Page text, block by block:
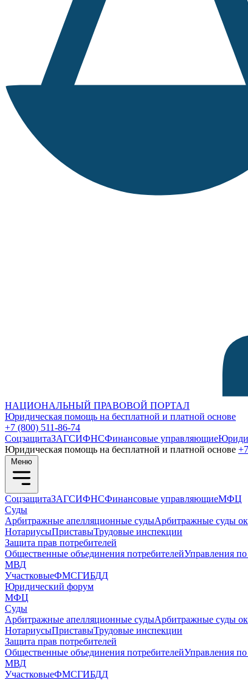
НАЦИОНАЛЬНЫЙ ПРАВОВОЙ ПОРТАЛ
Юридическая помощь на бесплатной и платной основе
+7 (800) 511-86-74
СоцзащитаЗАГСИФНСФинансовые управляющие
Юридическая помощь на бесплатной и платной основе
Меню
СоцзащитаЗАГСИФНСФинансовые управляющиеМФЦ
Суды
Арбитражные апелляционные судыАрбитражные суды
НотариусыПриставыТрудовые инспекции
Защита прав потребителей
Общественные объединения потребителейУправления по
МВД
УчастковыеФМСГИБДД
Юридический форум
МФЦ
Суды
Арбитражные апелляционные судыАрбитражные суды
НотариусыПриставыТрудовые инспекции
Защита прав потребителей
Общественные объединения потребителейУправления по
МВД
УчастковыеФМСГИБДД